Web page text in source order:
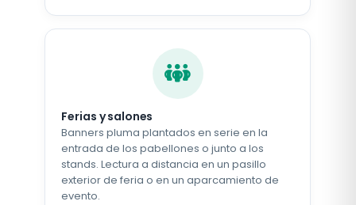
Ferias y salones
Banners pluma plantados en serie en la
entrada de los pabellones o junto a los
stands. Lectura a distancia en un pasillo
exterior de feria o en un aparcamiento de
evento.